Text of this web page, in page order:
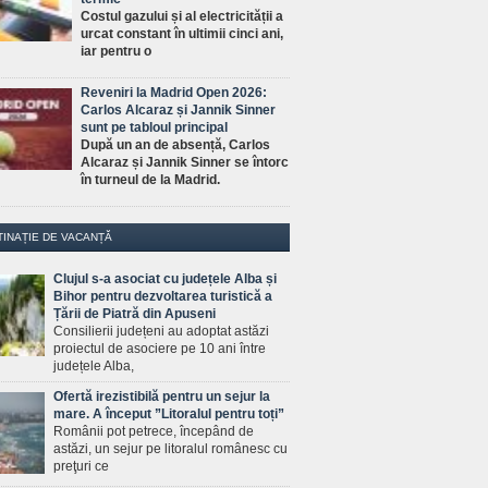
Costul gazului și al electricității a
urcat constant în ultimii cinci ani,
iar pentru o
Reveniri la Madrid Open 2026:
Carlos Alcaraz și Jannik Sinner
sunt pe tabloul principal
După un an de absență, Carlos
Alcaraz și Jannik Sinner se întorc
în turneul de la Madrid.
DE VACANȚĂ
Clujul s-a asociat cu județele Alba și
Bihor pentru dezvoltarea turistică a
Țării de Piatră din Apuseni
Consilierii județeni au adoptat astăzi
proiectul de asociere pe 10 ani între
județele Alba,
Ofertă irezistibilă pentru un sejur la
mare. A început ”Litoralul pentru toți”
Românii pot petrece, începând de
astăzi, un sejur pe litoralul românesc cu
preţuri ce